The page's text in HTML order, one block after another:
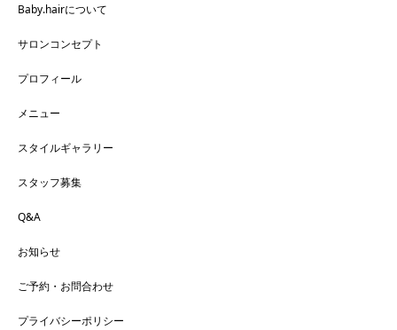
Baby.hairについて
サロンコンセプト
プロフィール
メニュー
スタイルギャラリー
スタッフ募集
Q&A
お知らせ
ご予約・お問合わせ
プライバシーポリシー